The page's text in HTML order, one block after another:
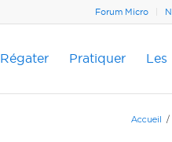
Forum Micro
Régater Pratiquer Les
Accueil /